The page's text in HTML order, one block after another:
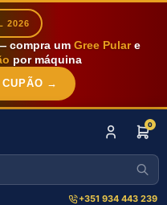
2026
compra um Gree Pulare
por máquina
CUPÃO →
0
+351 934 443 239